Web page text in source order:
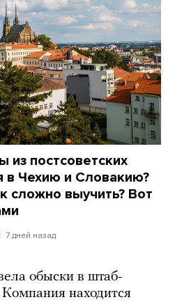
из постсоветских
в Чехию и Словакию?
сложно выучить? Вот
7 дней назад
обыски в штаб-
находится